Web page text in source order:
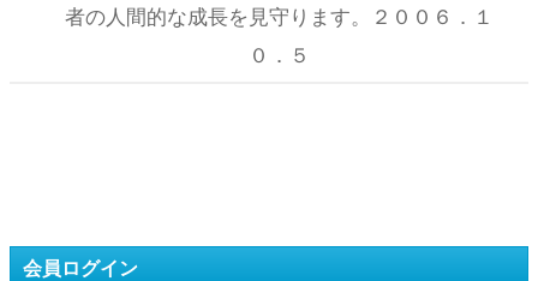
者の人間的な成長を見守ります。２００６．１
０．５
会員ログイン